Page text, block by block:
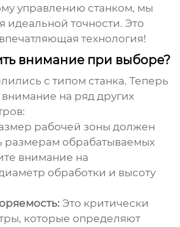
управлению станком, мы
идеальной точности. Это
технология!
внимание при выборе?
с типом станка. Теперь
на ряд других
рабочей зоны должен
размерам обрабатываемых
внимание на
обработки и высоту
Это критически
которые определяют